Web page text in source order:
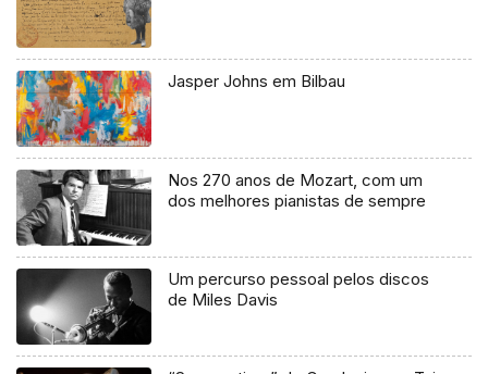
Jasper Johns em Bilbau
Nos 270 anos de Mozart, com um
dos melhores pianistas de sempre
Um percurso pessoal pelos discos
de Miles Davis